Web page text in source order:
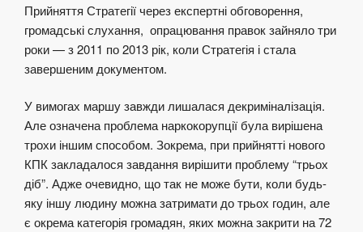
Прийняття Стратегії через експертні обговорення,
громадські слухання, опрацювання правок зайняло три
роки — з 2011 по 2013 рік, коли Стратегія і стала
завершеним документом.
У вимогах маршу завжди лишалася декриміналізація.
Але означена проблема наркокорупції була вирішена
трохи іншим способом. Зокрема, при прийнятті нового
КПК закладалося завдання вирішити проблему “трьох
діб”. Адже очевидно, що так не може бути, коли будь-
яку іншу людину можна затримати до трьох годин, але
є окрема категорія громадян, яких можна закрити на 72